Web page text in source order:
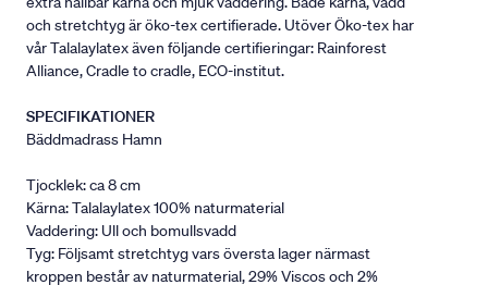
och stretchtyg är öko-tex certifierade. Utöver Öko-tex har
vår Talalaylatex även följande certifieringar: Rainforest
Alliance, Cradle to cradle, ECO-institut.
SPECIFIKATIONER
Bäddmadrass Hamn
Tjocklek: ca 8 cm
Kärna: Talalaylatex 100% naturmaterial
Vaddering: Ull och bomullsvadd
Tyg: Följsamt stretchtyg vars översta lager närmast
kroppen består av naturmaterial, 29% Viscos och 2%